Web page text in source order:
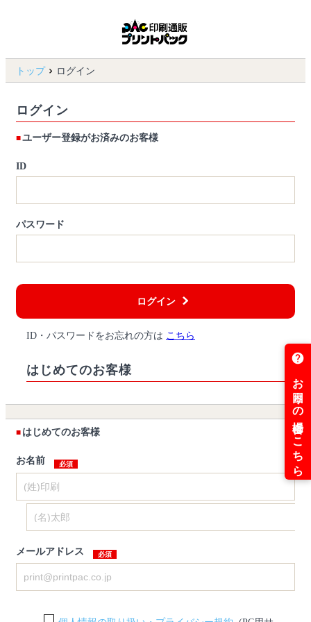
トップ ログイン
ログイン
ユーザー登録がお済みのお客様
ID
パスワード
ログイン
ID・パスワードをお忘れの方は こちら
はじめてのお客様
はじめてのお客様
お名前
メールアドレス